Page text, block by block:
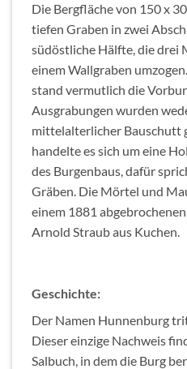
Die Bergfläche von 150 x
tiefen Graben in zwei
südöstliche Hälfte, die drei
einem Wallgraben
stand vermutlich die
Ausgrabungen wurden
mittelalterlicher Bauschutt
handelte es sich um eine
des Burgenbaus, dafür
Gräben. Die Mörtel und
einem 1881
Arnold Straub aus Kuchen.
Geschichte:
Der Namen Hunnenburg
Dieser einzige Nachweis
Salbuch, in dem die Burg